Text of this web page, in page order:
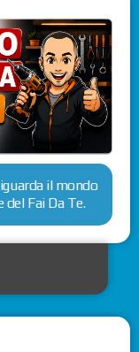
il mondo
Fai Da Te.